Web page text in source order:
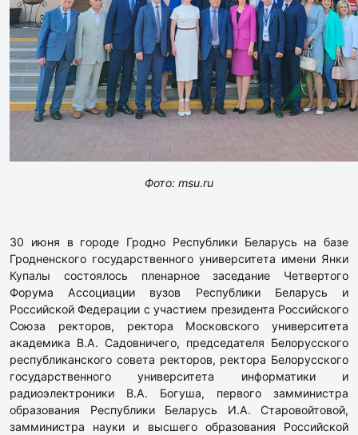
Фото: msu.ru
30 июня в городе Гродно Республики Беларусь на базе
Гродненского государственного университета имени Янки
Купалы состоялось пленарное заседание Четвертого
Форума Ассоциации вузов Республики Беларусь и
Российской Федерации с участием президента Российского
Союза ректоров, ректора Московского университета
академика В.А. Садовничего, председателя Белорусского
республиканского совета ректоров, ректора Белорусского
государственного университета информатики и
радиоэлектроники В.А. Богуша, первого замминистра
образования Республики Беларусь И.А. Старовойтовой,
замминистра науки и высшего образования Российской